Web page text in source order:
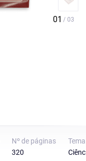
Nº de páginas
320
Tema